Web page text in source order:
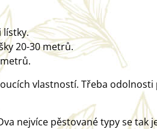
lístky.
20-30 metrů.
vlastností. Třeba
nejvíce pěstované typy se tak